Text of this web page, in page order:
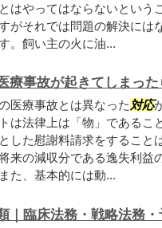
はやってはならないという
がそれでは問題の解決には
。飼い主の火に油...
療事故が起きてしまった
医療事故とは異なった 対応
は法律上は「物」であるこ
した慰謝料請求をすること
来の減収分である逸失利益
た、基本的には動...
｜臨床法務・戦略法務